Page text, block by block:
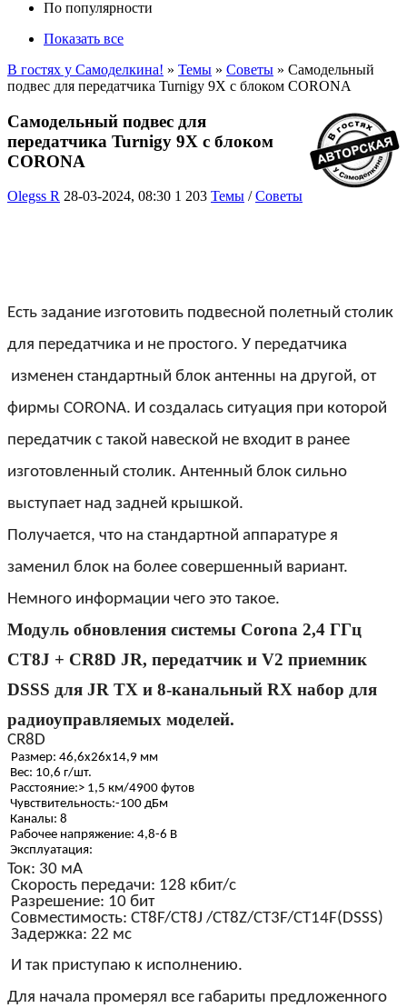
По популярности
Показать все
В гостях у Самоделкина! » Темы » Советы » Самодельный
подвес для передатчика Turnigy 9X с блоком CORONA
Самодельный подвес для
передатчика Turnigy 9X с блоком
CORONA
Olegss R 28-03-2024, 08:30 1 203 Темы /Советы
Есть задание изготовить подвесной полетный столик
для передатчика и не простого. У передатчика
изменен стандартный блок антенны на другой, от
фирмы CORONA. И создалась ситуация при которой
передатчик с такой навеской не входит в ранее
изготовленный столик. Антенный блок сильно
выступает над задней крышкой.
Получается, что на стандартной аппаратуре я
заменил блок на более совершенный вариант.
Немного информации чего это такое.
Модуль обновления системы Corona 2,4 ГГц
CT8J + CR8D JR, передатчик и V2 приемник
DSSS для JR TX и 8-канальный RX набор для
радиоуправляемых моделей.
CR8D
Размер: 46,6x26x14,9 мм
Вес: 10,6 г/шт.
Расстояние:> 1,5 км/4900 футов
Чувствительность:-100 дБм
Каналы: 8
Рабочее напряжение: 4,8-6 В
Эксплуатация:
Ток: 30 мА
Скорость передачи: 128 кбит/с
Разрешение: 10 бит
Совместимость: CT8F/CT8J /CT8Z/CT3F/CT14F(DSSS)
Задержка: 22 мс
И так приступаю к исполнению.
Для начала промерял все габариты предложенного